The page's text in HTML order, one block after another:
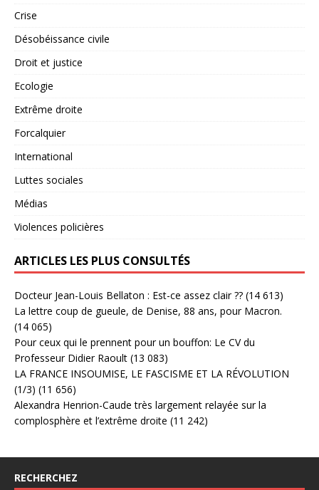
Crise
Désobéissance civile
Droit et justice
Ecologie
Extrême droite
Forcalquier
International
Luttes sociales
Médias
Violences policières
ARTICLES LES PLUS CONSULTÉS
Docteur Jean-Louis Bellaton : Est-ce assez clair ?? (14 613)
La lettre coup de gueule, de Denise, 88 ans, pour Macron.
(14 065)
Pour ceux qui le prennent pour un bouffon: Le CV du
Professeur Didier Raoult (13 083)
LA FRANCE INSOUMISE, LE FASCISME ET LA RÉVOLUTION
(1/3) (11 656)
Alexandra Henrion-Caude très largement relayée sur la
complosphère et l’extrême droite (11 242)
RECHERCHEZ